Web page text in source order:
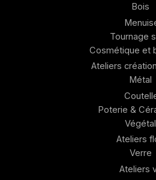
Bois
Tournage
Cosmétique et
Ateliers
Métal
Poterie &
Végétal
Ateliers
Verre
Ateliers